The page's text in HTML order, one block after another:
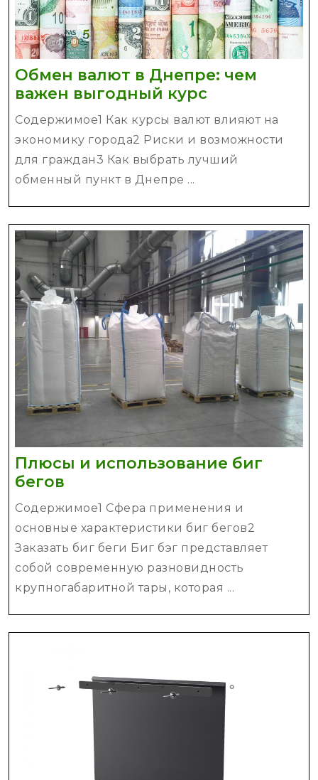
Обмен валют в Днепре: чем
важен выгодный курсОбмен
в
Днепре:
чем
выгодный
курс
Содержимое1 Как курсы валют влияют на
экономику города2 Риски и возможности
для граждан3 Как выбрать лучший
обменный пункт в Днепре ...
Плюсы и использование биг
бегов
использование
биг
бегов
Содержимое1 Сфера применения и
основные характеристики биг бегов2
Заказать биг беги Биг бэг представляет
собой современную разновидность
крупногабаритной тары, которая ...